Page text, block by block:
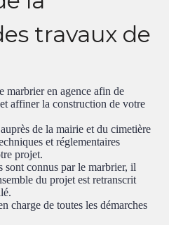
travaux de
marbrier en agence afin de
affiner la construction de votre
de la mairie et du cimetière
et réglementaires
projet.
sont connus par le marbrier, il
du projet est retranscrit
charge de toutes les démarches